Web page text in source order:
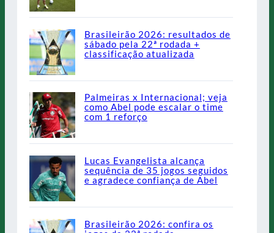
Brasileirão 2026: resultados de
sábado pela 22ª rodada +
classificação atualizada
Palmeiras x Internacional; veja
como Abel pode escalar o time
com 1 reforço
Lucas Evangelista alcança
sequência de 35 jogos seguidos
e agradece confiança de Abel
Brasileirão 2026: confira os